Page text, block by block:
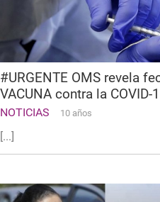
#URGENTE OMS revela
VACUNA contra la COVID-
NOTICIAS 10 años
[...]